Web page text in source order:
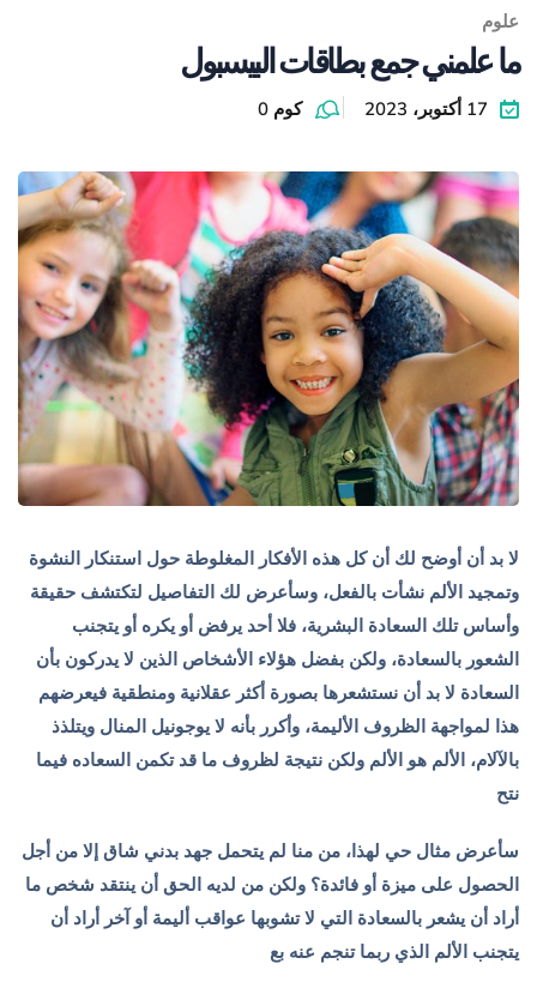
علوم
ما علمني جمع بطاقات البيسبول
17 أكتوبر، 2023 كوم 0
لا بد أن أوضح لك أن كل هذه الأفكار المغلوطة حول استنكار النشوة
وتمجيد الألم نشأت بالفعل، وسأعرض لك التفاصيل لتكتشف حقيقة
وأساس تلك السعادة البشرية، فلا أحد يرفض أو يكره أو يتجنب
الشعور بالسعادة، ولكن بفضل هؤلاء الأشخاص الذين لا يدركون بأن
السعادة لا بد أن نستشعرها بصورة أكثر عقلانية ومنطقية فيعرضهم
هذا لمواجهة الظروف الأليمة، وأكرر بأنه لا يوجونيل المنال ويتلذذ
بالآلام، الألم هو الألم ولكن نتيجة لظروف ما قد تكمن السعاده فيما
نتح
سأعرض مثال حي لهذا، من منا لم يتحمل جهد بدني شاق إلا من أجل
الحصول على ميزة أو فائدة؟ ولكن من لديه الحق أن ينتقد شخص ما
أراد أن يشعر بالسعادة التي لا تشوبها عواقب أليمة أو آخر أراد أن
يتجنب الألم الذي ربما تنجم عنه بع